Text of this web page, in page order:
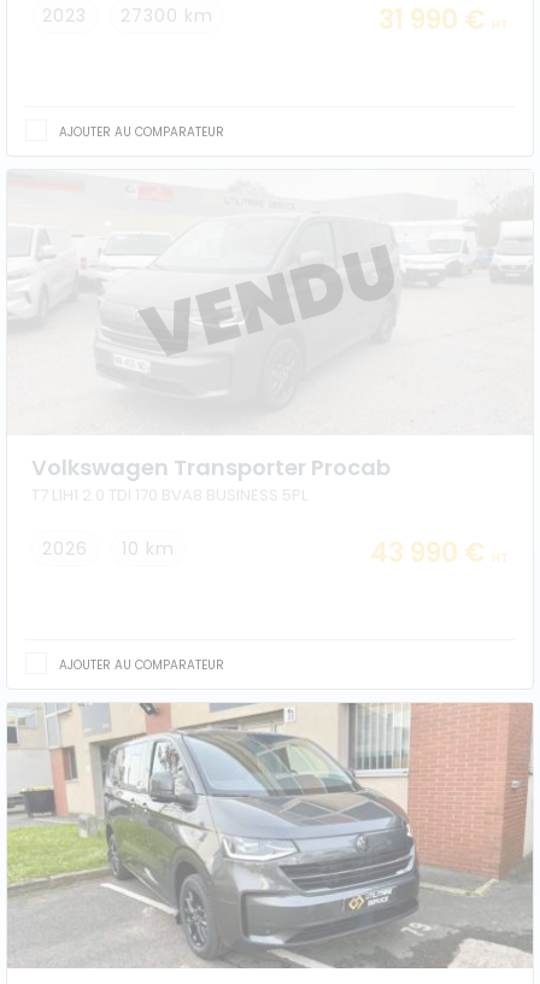
2023 27300 km 31 990 € HT
AJOUTER AU COMPARATEUR
Volkswagen Transporter Procab
T7 L1H1 2.0 TDI 170 BVA8 BUSINESS 5PL
2026 10 km 43 990 € HT
AJOUTER AU COMPARATEUR